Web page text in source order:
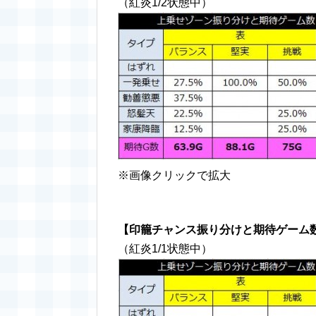
（紅炎1/2状態中）
※画像クリックで拡大
【印籠チャンス振り分けと期待ゲーム
（紅炎1/1状態中）